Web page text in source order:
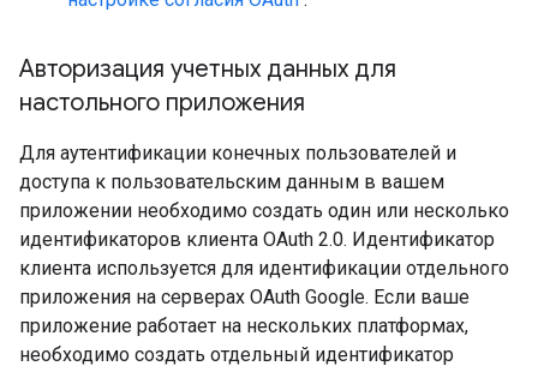
Авторизация учетных данных для
настольного приложения
Для аутентификации конечных пользователей и
доступа к пользовательским данным в вашем
приложении необходимо создать один или несколько
идентификаторов клиента OAuth 2.0. Идентификатор
клиента используется для идентификации отдельного
приложения на серверах OAuth Google. Если ваше
приложение работает на нескольких платформах,
необходимо создать отдельный идентификатор